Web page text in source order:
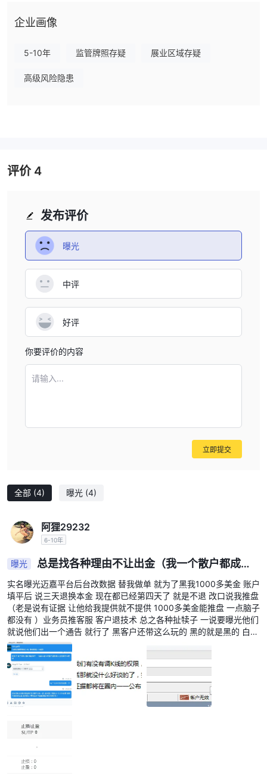
规定
监管的情况下运营，给潜在投资者带来了重大风险。监管对于外汇行
的指导方针，并提供隔离客户资金和争议解决机制等保障措施。相比
优点和缺点
总之， MEGAFXCM LIMITED具有一些潜在的优势，例如较高的最
众多缺点，包括缺乏监管、最低存款要求较高、点差信息不明确、有
报道称其为诈骗经纪商、有限的客户支持、不一致的支付方式以及无
法正常运行的网站，使其成为一个高风险且无法使用的网站。外汇交
易的可疑选择。强烈敦促交易者探索受监管且更有信誉的替代方案，
以确保其投资的安全性和透明度。
市场工具
MEGAFXCM LIMITED声称提供多种交易工具，包括外汇、金属、指
数、能源和股票。然而，值得注意的是，由于缺乏功能性交易平台以
及该经纪商的声誉存疑，有关这些工具可用性的信息尚未得到验证。
交易者应对这些交易工具的实际可用性和可靠性保持谨慎和怀疑。
总之， MEGAFXCM LIMITED声称它提供跨不同资产类别的各种交
难评估这些工具的实际可用性和交易条件。交易者应谨慎接触该经纪
商，并考虑更有信誉和受监管的替代方案，以获得更安全、更透明的
账户类型
MEGAFXCM LIMITED提供两种主要类型的交易账户：标准账户和
限且缺乏具体信息，这可能会让潜在交易者感到担忧。以下是帐户类
型的细分：
提供的账户类型 MEGAFXCM LIMITED:
杠杆作用
MEGAFXCM LIMITED提供高达 1:500 的最大交易杠杆。杠杆允许
交易者以相对较少的资金控制较大的头寸。虽然高杠杆可以放大潜在
利润，但它也会显着增加交易风险水平。 1:500的杠杆意味着交易账
户中每1美元，交易者可以控制价值高达500美元的头寸。虽然这可
能对一些寻求更高回报潜力的交易者有吸引力，但需要强调的是，高
杠杆也会放大潜在损失。交易者在考虑使用高杠杆时应谨慎行事并制
定明确的风险管理策略，尤其是在外汇这样波动的市场中。此外，值
得注意的是，高杠杆的可用性并不一定是一个积极的特征，因为如果
使用不当，它可能会导致重大损失。
点差和佣金
MEGAFXCM LIMITED提供的有关点差和佣金的信息有限，这表明这
企业画像
5-10年 监管牌照存疑 展业区域存疑
高级风险隐患
全部 (4) 曝光 (4)
阿狸29232
6-10年
曝光
总是找各种理由不让出金（我一个散户都成了
推盘侠了）
实名曝光迈嘉平台后台改数据 替我做单 就为了黑我1000多美金 账户
填平后 说三天退换本金 现在都已经第四天了 就是不退 改口说我推盘
（老是说有证据 让他给我提供就不提供 1000多美金能推盘 一点脑子
都没有 ）业务员推客服 客户退技术 总之各种扯犊子 一说要曝光他们
就说他们出一个通告 就行了 黑客户还带这么玩的 黑的就是黑的 白不
了
发布评价
曝光
中评
好评
你要评价的内容
请输入...
立即提交
评价4